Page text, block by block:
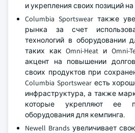
и укрепления своих позиций
Columbia Sportswear также
рынка за счет
технологий в оборудовании
таких как Omni-Heat и Omni-
акцент на повышении
своих продуктов при
Columbia Sportswear есть
инфраструктура, а также
которые укрепляют ее
оборудования для кемпинга.
Newell Brands увеличивает